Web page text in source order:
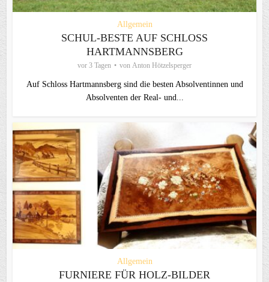
Allgemein
SCHUL-BESTE AUF SCHLOSS
HARTMANNSBERG
vor 3 Tagen von Anton Hötzelsperger
Auf Schloss Hartmannsberg sind die besten Absolventinnen und
Absolventen der Real- und...
Allgemein
FURNIERE FÜR HOLZ-BILDER